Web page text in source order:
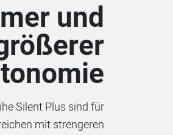
und
Silent Plus sind für
mit strengeren